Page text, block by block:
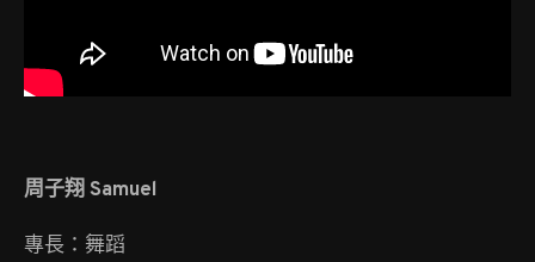
周子翔 Samuel
專長：舞蹈